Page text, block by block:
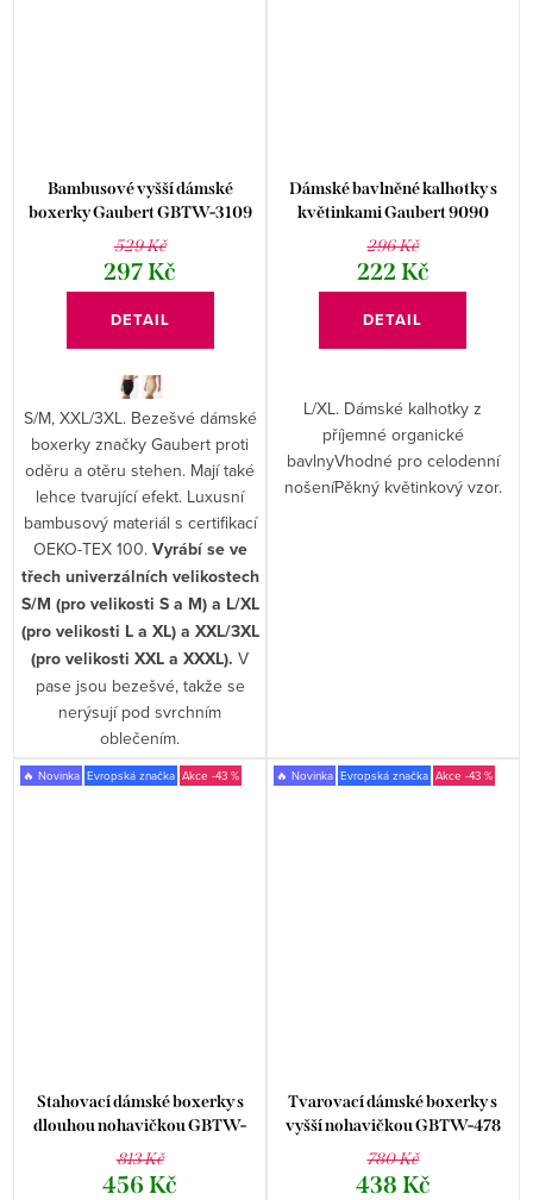
Bambusové vyšší dámské
boxerky Gaubert GBTW-3109
529 Kč
297 Kč
DETAIL
S/M, XXL/3XL. Bezešvé dámské
boxerky značky Gaubert proti
oděru a otěru stehen. Mají také
lehce tvarující efekt. Luxusní
bambusový materiál s certifikací
OEKO-TEX 100. Vyrábí se ve
třech univerzálních velikostech
S/M (pro velikosti S a M) a L/XL
(pro velikosti L a XL) a XXL/3XL
(pro velikosti XXL a XXXL). V
pase jsou bezešvé, takže se
nerýsují pod svrchním
oblečením.
Dámské bavlněné kalhotky s
květinkami Gaubert 9090
skladový doprodej
296 Kč
222 Kč
DETAIL
L/XL. Dámské kalhotky z
příjemné organické
bavlnyVhodné pro celodenní
nošeníPěkný květinkový vzor.
🔥 Novinka Evropská značka -43 %
Stahovací dámské boxerky s
dlouhou nohavičkou GBTW-
479
813 Kč
456 Kč
🔥 Novinka Evropská značka -43 %
Tvarovací dámské boxerky s
vyšší nohavičkou GBTW-478
780 Kč
438 Kč